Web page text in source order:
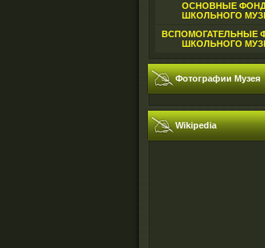
ОСНОВНЫЕ
ШКОЛЬНОГО
ВСПОМОГАТЕЛЬНЫЕ
ШКОЛЬНОГО
Фотографии Музея
Wikipedia